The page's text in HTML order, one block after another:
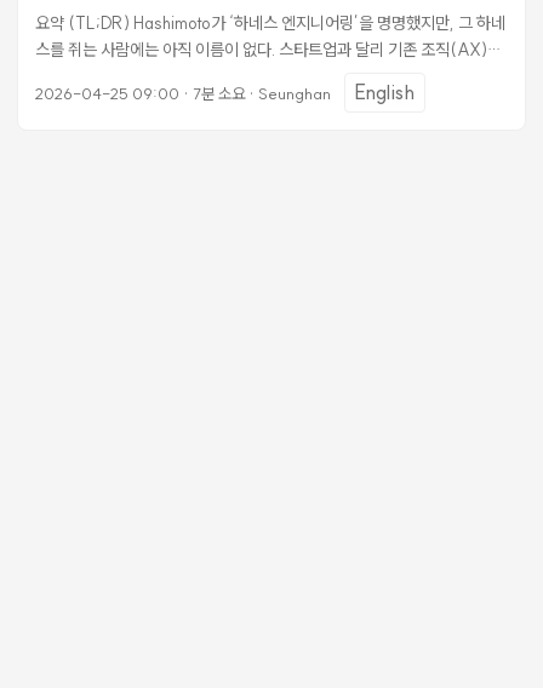
요약 (TL;DR) Hashimoto가 ‘하네스 엔지니어링’을 명명했지만, 그 하네
스를 쥐는 사람에는 아직 이름이 없다. 스타트업과 달리 기존 조직(AX)에
Loop와 oh-my-opencode가 증명한 것은 하네스의 승리가 아니라 고
2026-04-25 09:00 · 7분 소요· Seunghan English